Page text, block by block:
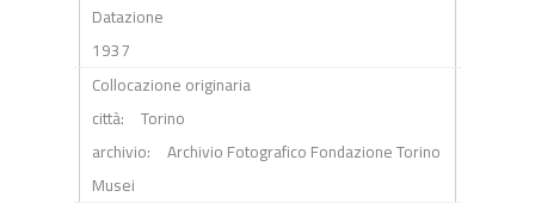
Datazione
1937
Collocazione originaria
città: Torino
archivio: Archivio Fotografico Fondazione Torino
Musei